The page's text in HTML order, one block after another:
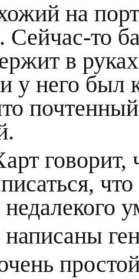
на
Сейчас-то
в
у него
говорит,